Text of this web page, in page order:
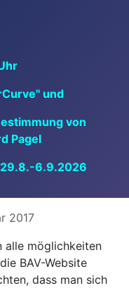
und
von
Pagel
29.8.-6.9.2026
2017
alle möglichkeiten
BAV-Website
dass man sich